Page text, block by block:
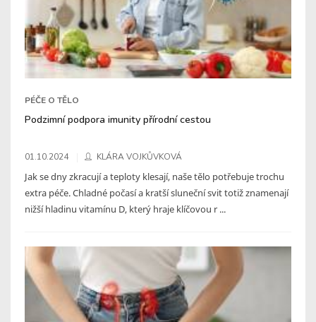
PÉČE O TĚLO
Podzimní podpora imunity přírodní cestou
01.10.2024 KLÁRA VOJKŮVKOVÁ
Jak se dny zkracují a teploty klesají, naše tělo potřebuje trochu
extra péče. Chladné počasí a kratší sluneční svit totiž znamenají
nižší hladinu vitamínu D, který hraje klíčovou r ...